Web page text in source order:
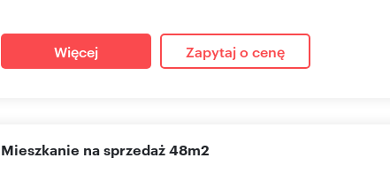
Więcej Zapytaj o cenę
mieszkanie na sprzedaż 48m2